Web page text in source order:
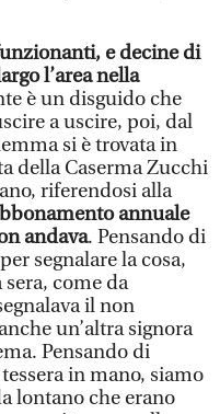
e decine di
l’area nella
è un disguido che
a uscire, poi, dal
si è trovata in
della Caserma Zucchi
riferendosi alla
annuale
andava. Pensando di
segnalare la cosa,
come da
il non
un’altra signora
Pensando di
in mano, siamo
lontano che erano